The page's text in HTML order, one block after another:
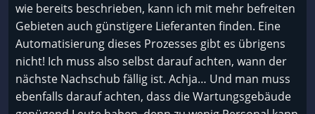
wie bereits beschrieben, kann ich mit mehr befreiten
Gebieten auch günstigere Lieferanten finden. Eine
Automatisierung dieses Prozesses gibt es übrigens
nicht! Ich muss also selbst darauf achten, wann der
nächste Nachschub fällig ist. Achja… Und man muss
ebenfalls darauf achten, dass die Wartungsgebäude